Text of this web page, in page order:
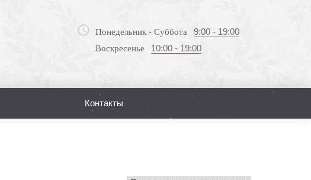
Понедельник - Суббота 9:00 - 19:00
Воскресенье 10:00 - 19:00
Контакты